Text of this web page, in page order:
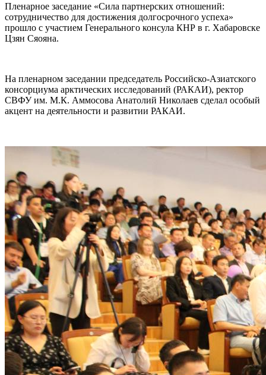
Пленарное заседание «Сила партнерских отношений:
сотрудничество для достижения долгосрочного успеха»
прошло с участием Генерального консула КНР в г. Хабаровске
Цзян Сяояна.
На пленарном заседании председатель Российско-Азиатского
консорциума арктических исследований (РАКАИ), ректор
СВФУ им. М.К. Аммосова Анатолий Николаев сделал особый
акцент на деятельности и развитии РАКАИ.